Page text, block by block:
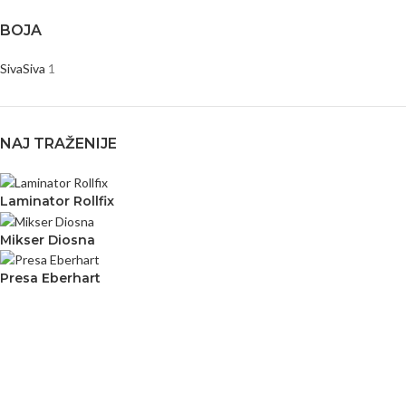
BOJA
SivaSiva 1
NAJ TRAŽENIJE
Laminator Rollfix
Mikser Diosna
Presa Eberhart